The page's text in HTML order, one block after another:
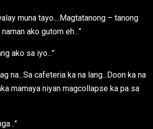
muna tayo....Magtatanong – tanong
ako gutom eh...”
ako sa iyo...”
na...Sa cafeteria ka na lang...Doon ka na
mamaya niyan magcollapse ka pa sa